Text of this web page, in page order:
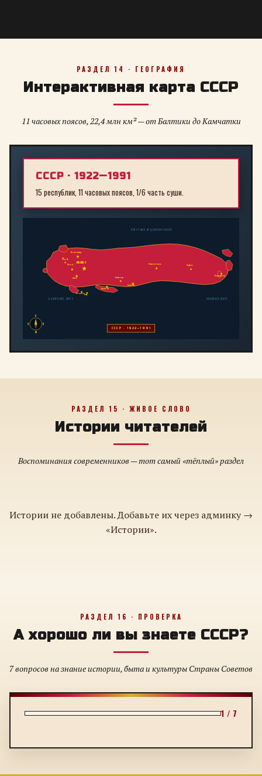
РАЗДЕЛ 14 · ГЕОГРАФИЯ
Интерактивная карта СССР
11 часовых поясов, 22,4 млн км² — от Балтики до Камчатки
СССР · 1922—1991
15 республик, 11 часовых поясов, 1/6 часть суши.
МОСКВА
Ленинград
Киев
Минск
Ташкент
Алма-Ата
Байконур
Новосибирск Иркутск
Владивосток
ТбилисиБаку
Рига
С
Ю
З
В
СССР · 1922—1991
БАЛТИЙСКОЕ МОРЕ
СЕВЕРНЫЙ ЛЕДОВИТЫЙ ОКЕАН
ЯПОНСКОЕ МОРЕ
РАЗДЕЛ 15 · ЖИВОЕ СЛОВО
Истории читателей
Воспоминания современников — тот самый «тёплый» раздел
Истории не добавлены. Добавьте их через админку →
«Истории».
РАЗДЕЛ 16 · ПРОВЕРКА
А хорошо ли вы знаете СССР?
7 вопросов на знание истории, быта и культуры Страны Советов
1 / 7